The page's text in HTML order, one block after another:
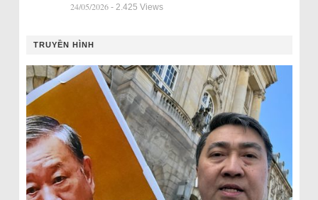
24/05/2026 - 2.425 Views
TRUYỀN HÌNH